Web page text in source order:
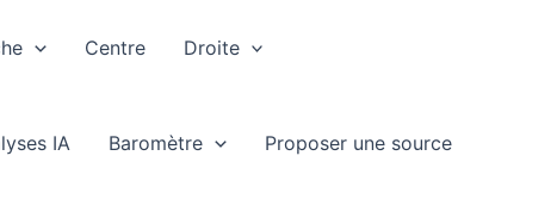
Centre Droite
IA Baromètre Proposer une source